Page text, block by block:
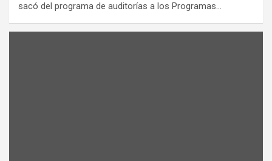
sacó del programa de auditorías a los Programas…